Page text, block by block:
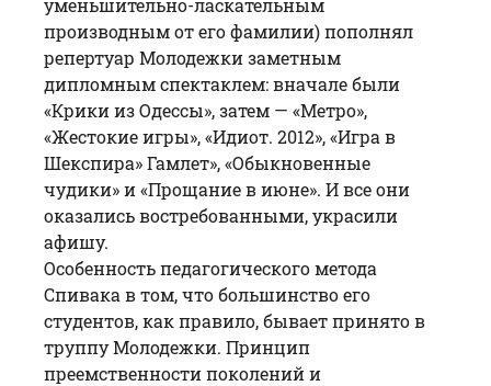
уменьшительно-ласкательным
производным от его фамилии) пополнял
репертуар Молодежки заметным
дипломным спектаклем: вначале были
«Крики из Одессы», затем — «Метро»,
«Жестокие игры», «Идиот. 2012», «Игра в
Шекспира» Гамлет», «Обыкновенные
чудики» и «Прощание в июне». И все они
оказались востребованными, украсили
афишу.
Особенность педагогического метода
Спивака в том, что большинство его
студентов, как правило, бывает принято в
труппу Молодежки. Принцип
преемственности поколений и